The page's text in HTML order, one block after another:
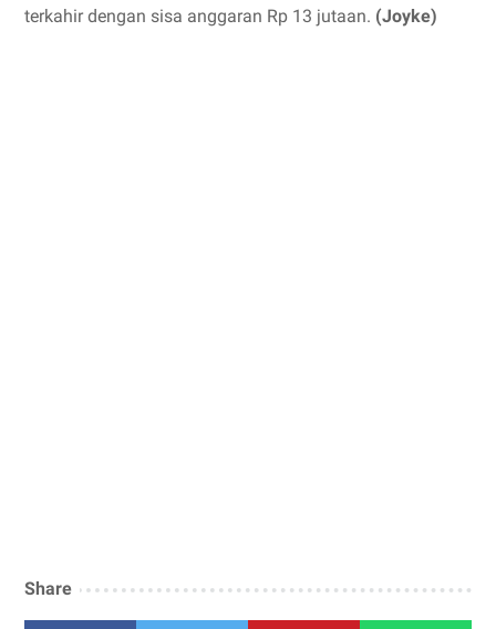
terkahir dengan sisa anggaran Rp 13 jutaan. (Joyke)
Share